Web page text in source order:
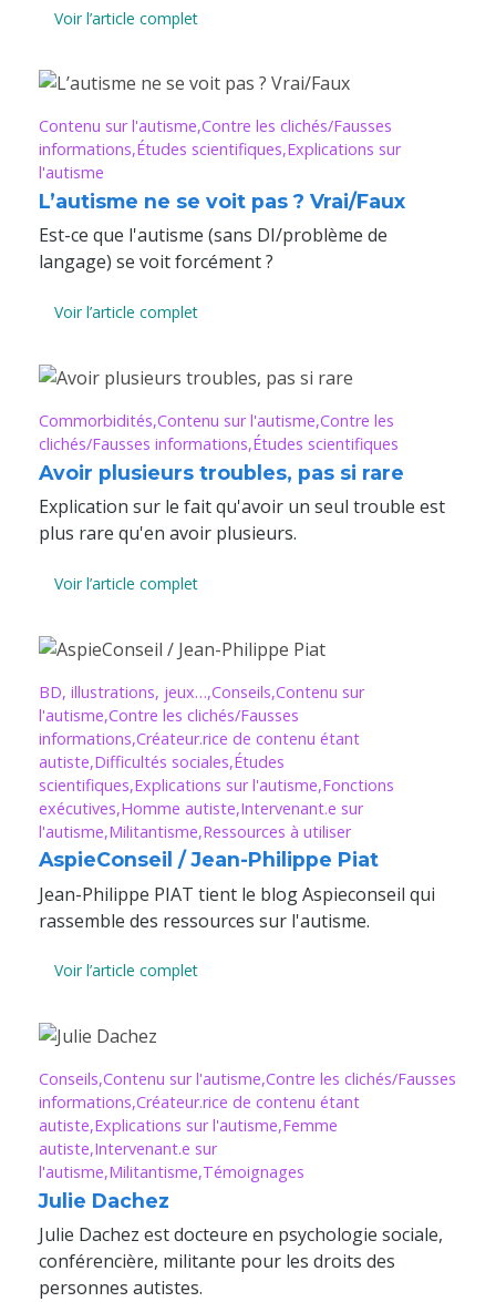
Voir l’article complet
Contenu sur l'autisme Contre les clichés/Fausses
informations Études scientifiques Explications sur
l'autisme
L’autisme ne se voit pas ? Vrai/Faux
Est-ce que l'autisme (sans DI/problème de
langage) se voit forcément ?
Voir l’article complet
Commorbidités Contenu sur l'autisme Contre les
clichés/Fausses informations Études scientifiques
Avoir plusieurs troubles, pas si rare
Explication sur le fait qu'avoir un seul trouble est
plus rare qu'en avoir plusieurs.
Voir l’article complet
BD, illustrations, jeux… Conseils Contenu sur
l'autisme Contre les clichés/Fausses
informations Créateur.rice de contenu étant
autiste Difficultés sociales Études
scientifiques Explications sur l'autisme Fonctions
exécutives Homme autiste Intervenant.e sur
l'autisme Militantisme Ressources à utiliser
AspieConseil / Jean-Philippe Piat
Jean-Philippe PIAT tient le blog Aspieconseil qui
rassemble des ressources sur l'autisme.
Voir l’article complet
Conseils Contenu sur l'autisme Contre les clichés/Fausses
informations Créateur.rice de contenu étant
autiste Explications sur l'autisme Femme
autiste Intervenant.e sur
l'autisme Militantisme Témoignages
Julie Dachez
Julie Dachez est docteure en psychologie sociale,
conférencière, militante pour les droits des
personnes autistes.